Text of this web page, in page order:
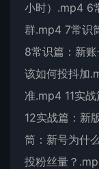
小时）.mp4 6
群.mp4 7常识
8常识篇：新
该如何投抖加
准.mp4 11实
12实战篇：新
筒：新号为什
投粉丝量？